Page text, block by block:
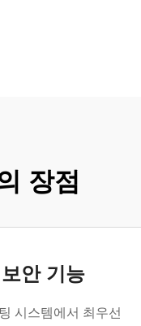
장점
안 기능
시스템에서 최우선